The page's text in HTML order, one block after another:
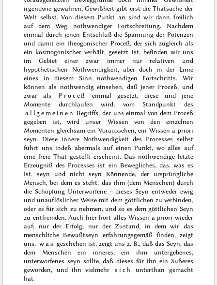
irgendwie gewähren, Gewißheit gibt erst die Thatsache der
Welt selbst. Von diesem Punkt an sind wir dann freilich
auf dem Weg nothwendiger Fortschreitung. Nachdem
einmal durch jenen Entschluß die Spannung der Potenzen
und damit ein theogonischer Proceß, der sich zugleich als
ein kosmogonischer verhält, gesetzt ist, befinden wir uns
im Gebiet einer zwar immer nur relativen und
hypothetischen Nothwendigkeit, aber doch in der Linie
eines in diesem Sinn nothwendigen Fortschritts. Wir
können als nothwendig einsehen, daß jener Proceß, und
zwar als
Proceß
einmal gesetzt, diese und jene
Momente durchlaufen wird; vom Standpunkt des
allgemeinen Begriffs, der uns einmal von dem Proceß
gegeben ist, wird unser Wissen von den einzelnen
Momenten gleichsam ein Voraussehen, ein Wissena priori
seyn. Diese innere Nothwendigkeit des Processes selbst
führt uns indeß abermals auf einen Punkt, wo alles auf
eine freie That gestellt erscheint. Das nothwendige letzte
Erzeugniß des Processes ist ein Bewegliches, das, was es
Ist, seyn und nicht seyn Könnende, der ursprüngliche
Mensch, bei dem es steht, das ihm (dem Menschen) durch
die Schöpfung Unterworfene – dieses Seyn entweder ewig
und unauflöslicher Weise mit dem göttlichen zu verbinden,
oder es für sich zu nehmen, und so es demgöttlichen Seyn
zu entfremden. Auch hier hört alles Wissen a priori wieder
auf; nur der Erfolg, nur der Zustand, in dem wir das
menschliche Bewußtseyn erfahrungsgemäß finden, zeigt
uns, was geschehen ist, zeigt uns z. B., daß das Seyn, das
dem Menschen ein inneres, ein ihm untergebenes,
unterworfenes seyn sollte, daß dieses für ihn ein äußeres
geworden, und ihn vielmehr
sich
unterthan gemacht
hat.